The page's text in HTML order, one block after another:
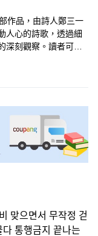
作品，由詩人鄭三一
人心的詩歌，透過細
刻觀察。讀者可以
讀者。
맞으면서 무작정 걷
통행금지 끝나는